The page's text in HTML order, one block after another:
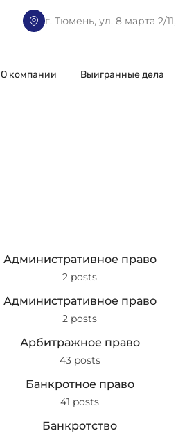
г. Тюмень, ул. 8 марта 2/
О компании Выигранные дела
Административное право
2 posts
Административное право
2 posts
Арбитражное право
43 posts
Банкротное право
41 posts
Банкротство